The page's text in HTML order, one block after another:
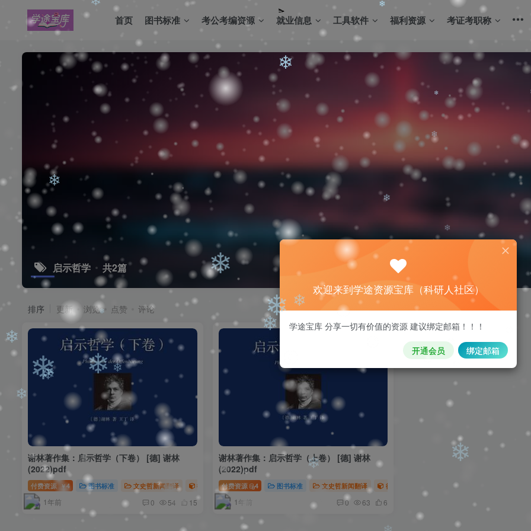
首页 图书标准 考公考编资源 就业信息 工具软件 福利资源 考证考职称
启示哲学 共2篇
排序 更新 浏览 点赞 评论
谢林著作集：启示哲学（下卷） [德] 谢林
(2022)pdf
付费资源 ￥4 图书标准 文史哲新闻翻译 德国古典哲学 谢林
1年前 0 54 15
谢林著作集：启示哲学（上卷） [德] 谢林
(2022)pdf
付费资源 4 图书标准 文史哲新闻翻译 德国古典哲学 谢林
1年前 0 63 6
欢迎来到学途资源宝库（科研人社区）
学途宝库 分享一切有价值的资源 建议绑定邮箱！！！
开通会员 绑定邮箱
❄
❄ ❄
❄
❄
❄ ❄
❄
❄
❄
❄
❄
❄
❄